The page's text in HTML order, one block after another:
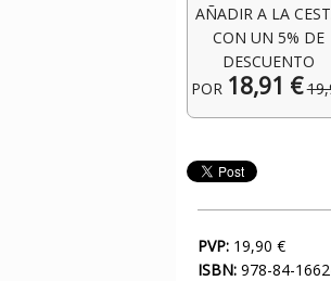
AÑADIR A LA
CON UN 5% DE
DESCUENTO
POR 18,91 €
PVP: 19,90 €
ISBN: 978-84-